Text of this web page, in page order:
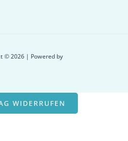
© 2026 | Powered by
WIDERRUFEN